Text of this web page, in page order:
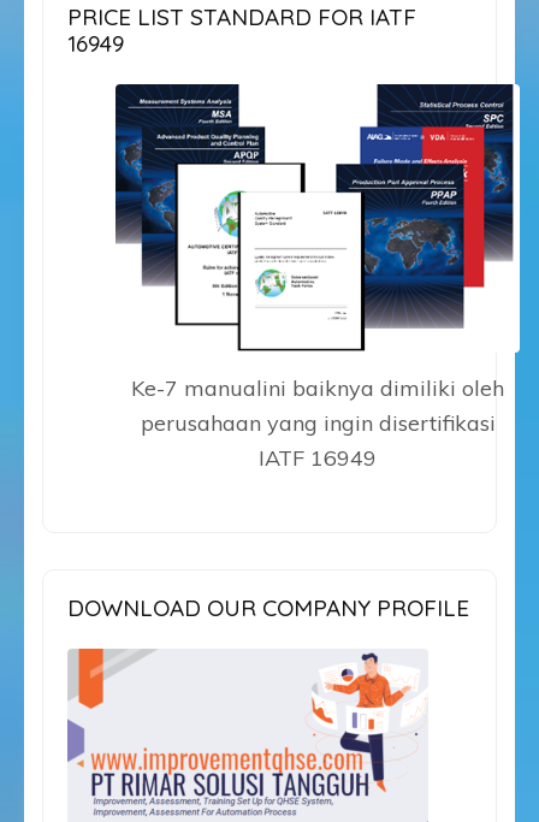
PRICE LIST STANDARD FOR IATF
16949
Ke-7 manualini baiknya dimiliki oleh
perusahaan yang ingin disertifikasi
IATF 16949
DOWNLOAD OUR COMPANY PROFILE